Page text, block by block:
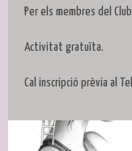
Per els membres del
Activitat gratuïta.
Cal inscripció prèvia al